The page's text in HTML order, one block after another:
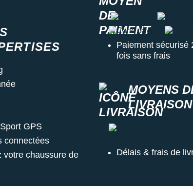
Carte visa
Carte
Carte paypal
Carte
Paiement sécurisé
fois sans frais
MOYENS
LIVRAISON
Colissimo, Chronopost,
Délais & frais de
GPS
connectées
votre chaussure de